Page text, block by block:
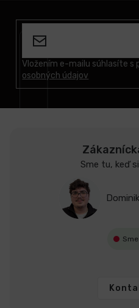
Vložením e-mailu súhlasíte s
osobných údajov
Sme tu, keď
Dominik